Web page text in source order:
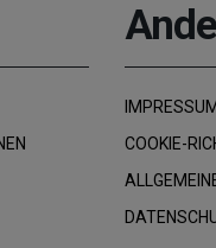
IMPRESSUM
COOKIE-